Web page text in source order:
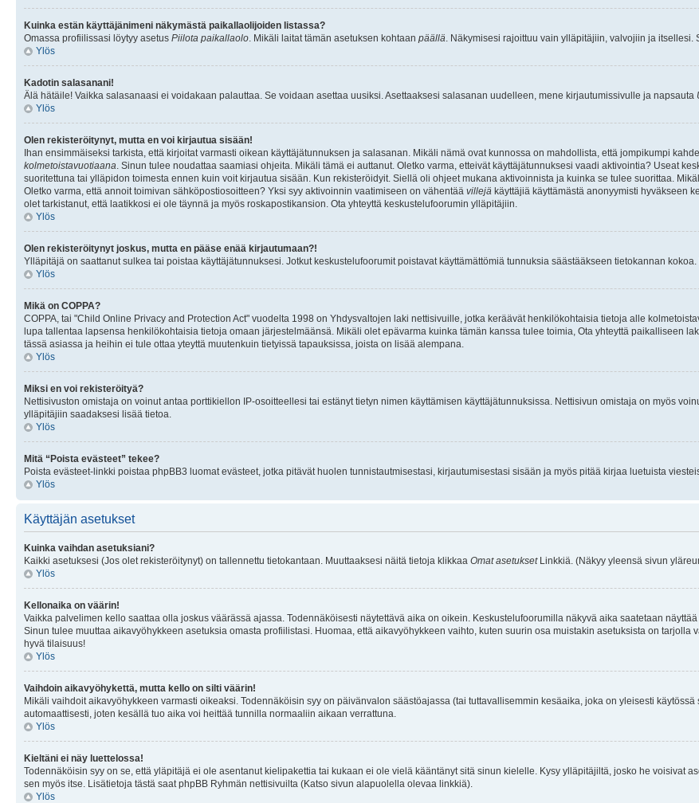
Kuinka estän käyttäjänimeni näkymästä paikallaolijoiden listassa?
Omassa profiilissasi löytyy asetus Piilota paikallaolo . Mikäli laitat tämän asetuksen kohtaan päällä . Näkymisesi rajoittuu vain ylläpitäjiin, valvojiin ja
Ylös
Kadotin salasanani!
Älä hätäile! Vaikka salasanaasi ei voidakaan palauttaa. Se voidaan asettaa uusiksi. Asettaaksesi salasanan uudelleen, mene kirjautumissivulle ja napsauta
Ylös
Olen rekisteröitynyt, mutta en voi kirjautua sisään!
Ihan ensimmäiseksi tarkista, että kirjoitat varmasti oikean käyttäjätunnuksen ja salasanan. Mikäli nämä ovat kunnossa on mahdollista, että jompikumpi
kolmetoistavuotiaana . Sinun tulee noudattaa saamiasi ohjeita. Mikäli tämä ei auttanut. Oletko varma, etteivät käyttäjätunnuksesi vaadi aktivointia? Useat
suoritettuna tai ylläpidon toimesta ennen kuin voit kirjautua sisään. Kun rekisteröidyit. Siellä oli ohjeet mukana aktivoinnista ja kuinka se tulee suorittaa.
Oletko varma, että annoit toimivan sähköpostiosoitteen? Yksi syy aktivoinnin vaatimiseen on vähentää villejä käyttäjiä käyttämästä anonyymisti hyväkseen
olet tarkistanut, että laatikkosi ei ole täynnä ja myös roskapostikansion. Ota yhteyttä keskustelufoorumin ylläpitäjiin.
Ylös
Olen rekisteröitynyt joskus, mutta en pääse enää kirjautumaan?!
Ylläpitäjä on saattanut sulkea tai poistaa käyttäjätunnuksesi. Jotkut keskustelufoorumit poistavat käyttämättömiä tunnuksia säästääkseen tietokannan
Ylös
Mikä on COPPA?
COPPA, tai "Child Online Privacy and Protection Act" vuodelta 1998 on Yhdysvaltojen laki nettisivuille, jotka keräävät henkilökohtaisia tietoja alle
lupa tallentaa lapsensa henkilökohtaisia tietoja omaan järjestelmäänsä. Mikäli olet epävarma kuinka tämän kanssa tulee toimia, Ota yhteyttä paikalliseen
tässä asiassa ja heihin ei tule ottaa yteyttä muutenkuin tietyissä tapauksissa, joista on lisää alempana.
Ylös
Miksi en voi rekisteröityä?
Nettisivuston omistaja on voinut antaa porttikiellon IP-osoitteellesi tai estänyt tietyn nimen käyttämisen käyttäjätunnuksissa. Nettisivun omistaja on myös
ylläpitäjiin saadaksesi lisää tietoa.
Ylös
Mitä “Poista evästeet” tekee?
Poista evästeet-linkki poistaa phpBB3 luomat evästeet, jotka pitävät huolen tunnistautmisestasi, kirjautumisestasi sisään ja myös pitää kirjaa luetuista
Ylös
Käyttäjän asetukset
Kuinka vaihdan asetuksiani?
Kaikki asetuksesi (Jos olet rekisteröitynyt) on tallennettu tietokantaan. Muuttaaksesi näitä tietoja klikkaa Omat asetuksetLinkkiä. (Näkyy yleensä sivun
Ylös
Kellonaika on väärin!
Vaikka palvelimen kello saattaa olla joskus väärässä ajassa. Todennäköisesti näytettävä aika on oikein. Keskustelufoorumilla näkyvä aika saatetaan
Sinun tulee muuttaa aikavyöhykkeen asetuksia omasta profiilistasi. Huomaa, että aikavyöhykkeen vaihto, kuten suurin osa muistakin asetuksista on
hyvä tilaisuus!
Ylös
Vaihdoin aikavyöhykettä, mutta kello on silti väärin!
Mikäli vaihdoit aikavyöhykkeen varmasti oikeaksi. Todennäköisin syy on päivänvalon säästöajassa (tai tuttavallisemmin kesäaika, joka on yleisesti
automaattisesti, joten kesällä tuo aika voi heittää tunnilla normaaliin aikaan verrattuna.
Ylös
Kieltäni ei näy luettelossa!
Todennäköisin syy on se, että yläpitäjä ei ole asentanut kielipakettia tai kukaan ei ole vielä kääntänyt sitä sinun kielelle. Kysy ylläpitäjiltä, josko he voisivat
sen myös itse. Lisätietoja tästä saat phpBB Ryhmän nettisivuilta (Katso sivun alapuolella olevaa linkkiä).
Ylös